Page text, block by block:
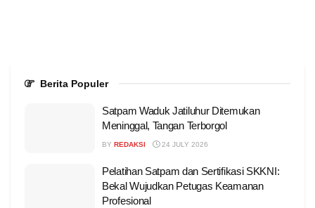
Berita Populer
Satpam Waduk Jatiluhur Ditemukan
Meninggal, Tangan Terborgol
BY REDAKSI 24 JULY 2026
Pelatihan Satpam dan Sertifikasi SKKNI:
Bekal Wujudkan Petugas Keamanan
Profesional